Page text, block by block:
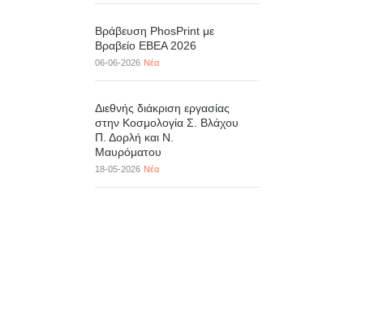
Βράβευση PhosPrint με
Βραβείο ΕΒΕΑ 2026
06-06-2026 Νέα
Διεθνής διάκριση εργασίας
στην Κοσμολογία Σ. Βλάχου
Π. Δορλή και Ν.
Μαυρόματου
18-05-2026 Νέα